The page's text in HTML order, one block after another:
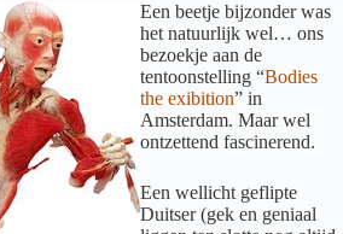
Een beetje bijzonder was
het natuurlijk wel… ons
bezoekje aan de
tentoonstelling “Bodies
the exibition” in
Amsterdam. Maar wel
ontzettend fascinerend.
Een wellicht geflipte
Duitser (gek en geniaal